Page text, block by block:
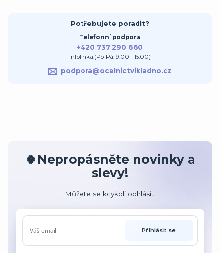
Potřebujete poradit?
Telefonní podpora
+420 737 290 660
Infolinka:(Po-Pá: 9:00 - 15:00)
podpora@ocelnictvikladno.cz
🍀Nepropásněte novinky a
slevy!
Můžete se kdykoli odhlásit.
Přihlásit se